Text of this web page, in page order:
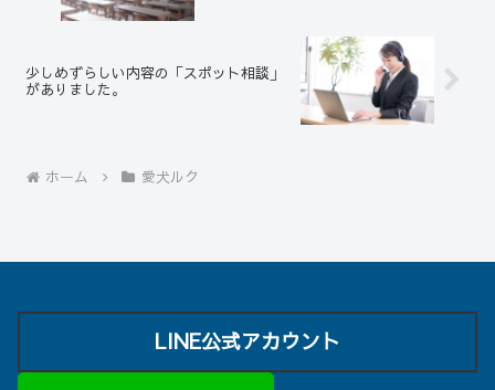
少しめずらしい内容の「スポット相談」
がありました。
ホーム 愛犬ルク
LINE公式アカウント